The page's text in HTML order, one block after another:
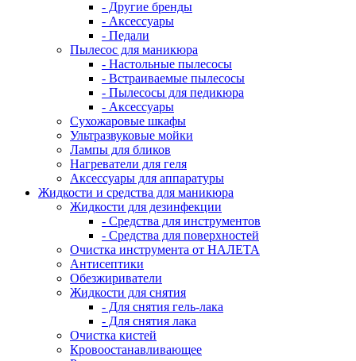
- Другие бренды
- Аксессуары
- Педали
Пылесос для маникюра
- Настольные пылесосы
- Встраиваемые пылесосы
- Пылесосы для педикюра
- Аксессуары
Сухожаровые шкафы
Ультразвуковые мойки
Лампы для бликов
Нагреватели для геля
Аксессуары для аппаратуры
Жидкости и средства для маникюра
Жидкости для дезинфекции
- Средства для инструментов
- Средства для поверхностей
Очистка инструмента от НАЛЕТА
Антисептики
Обезжириватели
Жидкости для снятия
- Для снятия гель-лака
- Для снятия лака
Очистка кистей
Кровоостанавливающее